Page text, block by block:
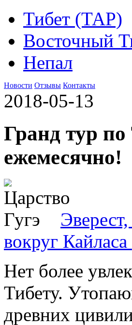
Тибет (ТАР)
Восточный
Непал
Новости Отзывы Контакты
2018-05-13
Гранд тур по
ежемесячно!
вокруг
Нет более
Тибету.
древних